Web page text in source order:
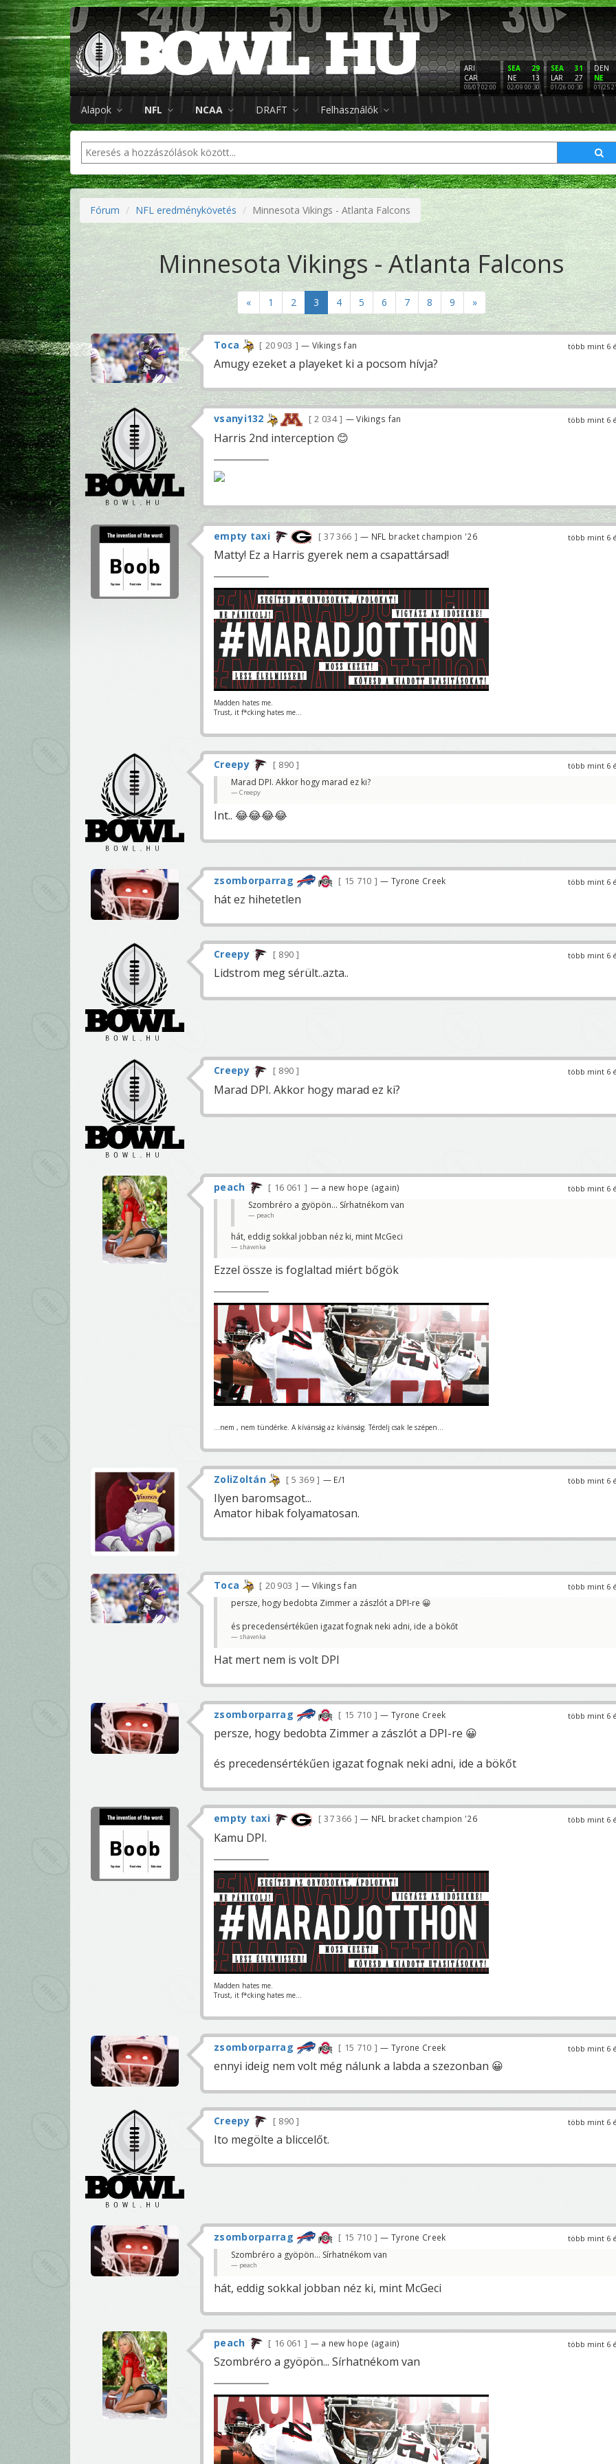
ARI
CAR
08/07 02:00
29
SEA
13
NE
02/09 00:30
31
SEA
27
LAR
01/26 00:30
DEN
NE
01/25
Alapok NFL NCAA DRAFT Felhasználók
Fórum NFL eredménykövetés Minnesota Vikings - Atlanta Falcons
Minnesota Vikings - Atlanta Falcons
« 1 2 3 4 5 6 7 8 9 »
több mint 6
Toca 20 903 — Vikings fan
Amugy ezeket a playeket ki a pocsom hívja?
több mint 6
vsanyi132 2 034 — Vikings fan
Harris 2nd interception 😊
több mint 6
empty taxi 37 366 — NFL bracket champion '26
Matty! Ez a Harris gyerek nem a csapattársad!
Madden hates me.
Trust, it f*cking hates me...
több mint 6
Creepy
890
Marad DPI. Akkor hogy marad ez ki?
Creepy
Int.. 😂😂😂😂
több mint 6
zsomborparrag 15 710 — Tyrone Creek
hát ez hihetetlen
több mint 6
Creepy 890
Lidstrom meg sérült..azta..
több mint 6
Creepy 890
Marad DPI. Akkor hogy marad ez ki?
több mint 6
peach 16 061 — a new hope (again)
Szombréro a gyöpön... Sírhatnékom van
peach
hát, eddig sokkal jobban néz ki, mint McGeci
shawnka
Ezzel össze is foglaltad miért bőgök
...nem , nem tündérke. A kívánság az kívánság. Térdelj csak le szépen...
több mint 6
ZoliZoltán 5 369 — E/1
Ilyen baromsagot...
Amator hibak folyamatosan.
több mint 6
Toca 20 903 — Vikings fan
persze, hogy bedobta Zimmer a zászlót a DPI-re 😀
és precedensértékűen igazat fognak neki adni, ide a bökőt
shawnka
Hat mert nem is volt DPI
több mint 6
zsomborparrag 15 710 — Tyrone Creek
persze, hogy bedobta Zimmer a zászlót a DPI-re 😀
és precedensértékűen igazat fognak neki adni, ide a bökőt
több mint 6
empty taxi 37 366 — NFL bracket champion '26
Kamu DPI.
Madden hates me.
Trust, it f*cking hates me...
több mint 6
zsomborparrag 15 710 — Tyrone Creek
ennyi ideig nem volt még nálunk a labda a szezonban 😀
több mint 6
Creepy 890
Ito megölte a bliccelőt.
több mint 6
zsomborparrag 15 710 — Tyrone Creek
Szombréro a gyöpön... Sírhatnékom van
peach
hát, eddig sokkal jobban néz ki, mint McGeci
több mint 6
peach 16 061 — a new hope (again)
Szombréro a gyöpön... Sírhatnékom van